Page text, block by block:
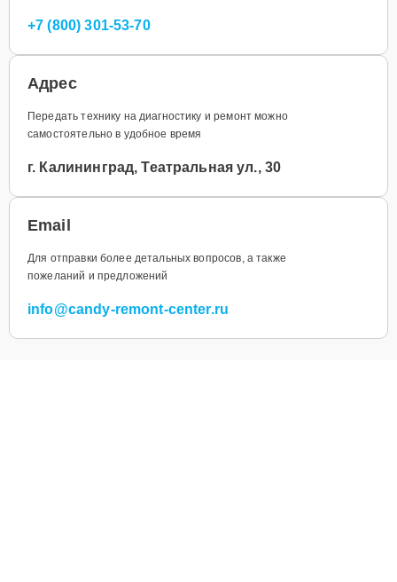
+7 (800) 301-53-70
Адрес
Передать технику на диагностику и ремонт можно
самостоятельно в удобное время
г. Калининград, Театральная ул., 30
Email
Для отправки более детальных вопросов, а также
пожеланий и предложений
info@candy-remont-center.ru